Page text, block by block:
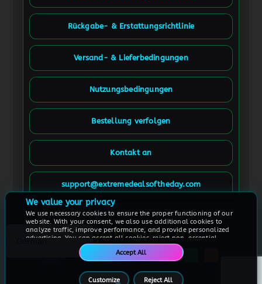
We value your privacy
We use necessary cookies to ensure the proper functioning of our
website. With your consent, we also use additional cookies to
analyze traffic, improve performance, and provide personalized
advertising. You can accept all cookies, reject non-essential
cookies, or customize your preferences at any time.
For more information, please see ourCookie Policy
Customize Reject All
Accept All
Rückgabe- & Erstattungsrichtlinie
Versand- & Lieferbedingungen
Nutzungsbedingungen
Bestellung verfolgen
Kontakt an
support@extremedealsoftheday.com
Folgen Sie Uns
German
English
French (Canada)
French (France)
Spanish